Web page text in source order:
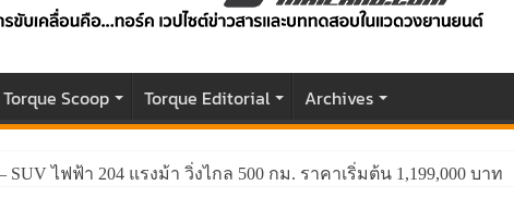
Torque Scoop Torque Editorial Archives
SUV ไฟฟ้า 204 แรงม้า วิ่งไกล 500 กม. ราคาเริ่มต้น 1,199,000 บาท